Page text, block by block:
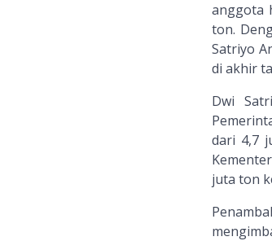
anggota
ton.
Satriyo
di akhir
Dwi
dari 4,7
juta ton